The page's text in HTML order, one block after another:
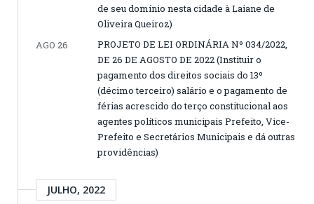
de seu domínio nesta cidade à Laiane de
Oliveira Queiroz)
AGO 26
PROJETO DE LEI ORDINÁRIA Nº 034/2022,
DE 26 DE AGOSTO DE 2022 (Instituir o
pagamento dos direitos sociais do 13º
(décimo terceiro) salário e o pagamento de
férias acrescido do terço constitucional aos
agentes políticos municipais Prefeito, Vice-
Prefeito e Secretários Municipais e dá outras
providências)
JULHO, 2022